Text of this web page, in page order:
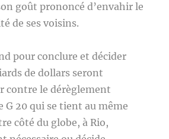
goût prononcé d’envahir le
de ses voisins.
pour conclure et décider
de dollars seront
contre le dérèglement
G 20 qui se tient au même
côté du globe, à Rio,